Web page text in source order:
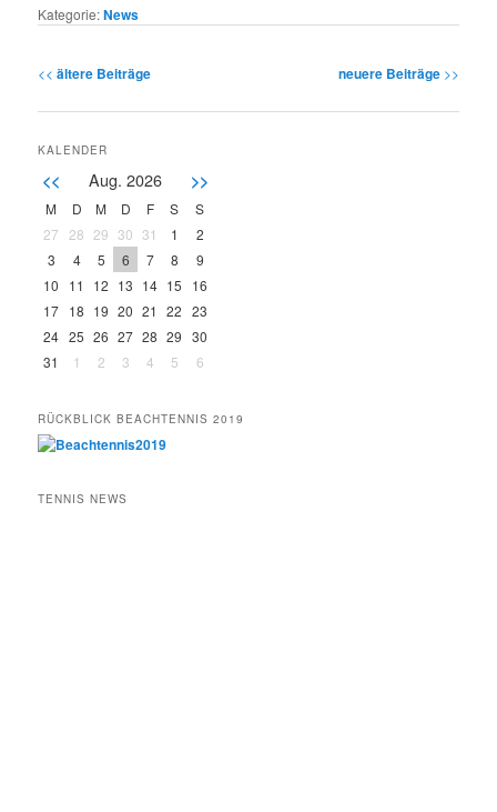
Kategorie:News
Post navigation
<< ältere Beiträge neuere Beiträge >>
KALENDER
<< Aug. 2026 >>
M D M D F S
S
27
28 29 30 31 1
2
3
4 5 6 7 8
9
10
11 12 13 14 15
16
17 18 19 20 21 22 23
24 25 26 27 28 29 30
31
1 2 3 4 5 6
RÜCKBLICK BEACHTENNIS 2019
TENNIS NEWS